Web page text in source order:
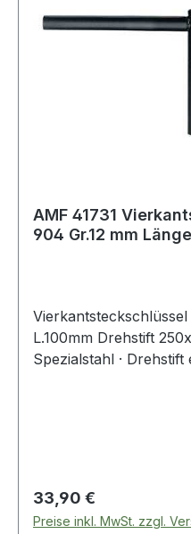
AMF 41731
904 Gr.12 mm
L.100mm Drehstift
Spezialstahl ·
Regulärer Preis:
33,90 €
Preise inkl. MwSt. zzgl.